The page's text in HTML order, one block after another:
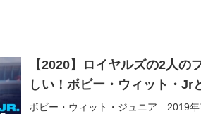
【2020】ロイヤルズの2人の
しい！ボビー・ウィット・Jr
ボビー・ウィット・ジュニア 2019年